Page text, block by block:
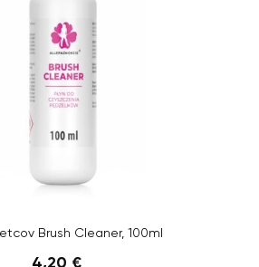
Brush Cleaner, 100ml
4,20 €